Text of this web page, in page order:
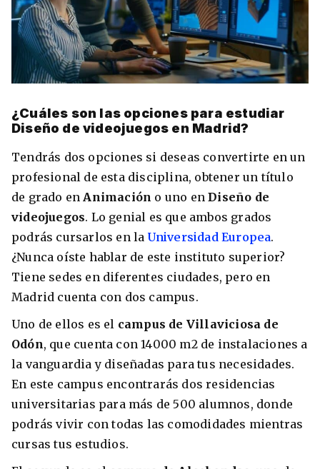
¿Cuáles son las opciones para estudiar
Diseño de videojuegos en Madrid?
Tendrás dos opciones si deseas convertirte en un
profesional de esta disciplina, obtener un título
de grado en Animación o uno enDiseño de
videojuegos. Lo genial es que ambos grados
podrás cursarlos en la Universidad Europea.
¿Nunca oíste hablar de este instituto superior?
Tiene sedes en diferentes ciudades, pero en
Madrid cuenta con dos campus.
Uno de ellos es el campus de Villaviciosa de
Odón, que cuenta con 14000 m2 de instalaciones a
la vanguardia y diseñadas para tus necesidades.
En este campus encontrarás dos residencias
universitarias para más de 500 alumnos, donde
podrás vivir con todas las comodidades mientras
cursas tus estudios.